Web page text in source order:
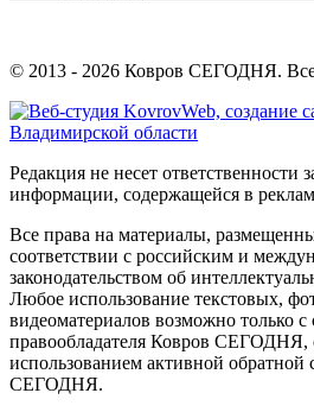
© 2013 - 2026 Ковров СЕГОДНЯ.
Редакция не несет ответственности
информации, содержащейся в
Все права на материалы,
соответствии с российским и
законодательством об
Любое использование текстовых,
видеоматериалов возможно только с
правообладателя Ковров СЕГОДНЯ,
использованием активной обратной
СЕГОДНЯ.